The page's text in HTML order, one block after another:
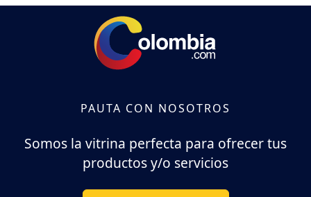
PAUTA CON NOSOTROS
Somos la vitrina perfecta para ofrecer tus
productos y/o servicios